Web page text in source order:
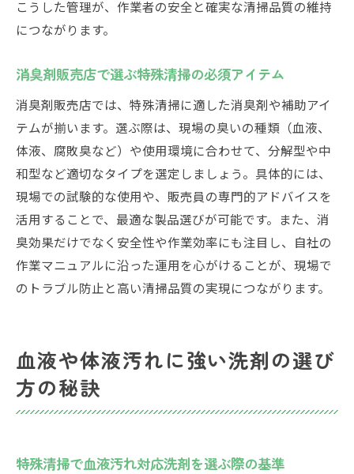
業務用消臭剤の特徴と選定基準を徹底解説
口コミから見る効果的な消臭剤の選び方
安心して作業できる特殊清掃の洗剤運用ガイド
特殊清掃の作業安全と洗剤管理の重要ポイ
ント
洗剤選定で感染症リスクを抑える実践手順
業務用洗剤を使った効率的な現場運営方法
消臭剤と洗剤の正しい運用で安全な作業環
境
アルカリ性洗剤や消臭剤の保管・使用方法
こうした管理が、作業者の安全と確実な清掃品質の維持
につながります。
消臭剤販売店で選ぶ特殊清掃の必須アイテム
消臭剤販売店では、特殊清掃に適した消臭剤や補助アイ
テムが揃います。選ぶ際は、現場の臭いの種類（血液、
体液、腐敗臭など）や使用環境に合わせて、分解型や中
和型など適切なタイプを選定しましょう。具体的には、
現場での試験的な使用や、販売員の専門的アドバイスを
活用することで、最適な製品選びが可能です。また、消
臭効果だけでなく安全性や作業効率にも注目し、自社の
作業マニュアルに沿った運用を心がけることが、現場で
のトラブル防止と高い清掃品質の実現につながります。
血液や体液汚れに強い洗剤の選び
方の秘訣
特殊清掃で血液汚れ対応洗剤を選ぶ際の基準